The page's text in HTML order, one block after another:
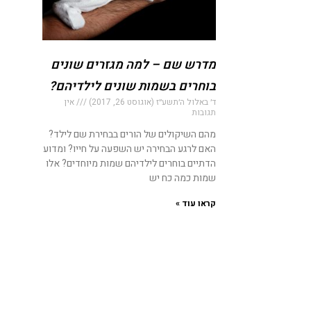
מדרש שם – למה מגזרים שונים
בוחרים בשמות שונים לילדיהם?
ד׳ באלול ה׳תשע״ז (אוגוסט 26, 2017)
אין
תגובות
מהם השיקולים של הורים בבחירת שם לילד?
האם לרגע הבחירה יש השפעה על חייו? ומדוע
הדתיים בוחרים לילדיהם שמות מיוחדים? אלו
שמות כמה כח יש
קראו עוד »